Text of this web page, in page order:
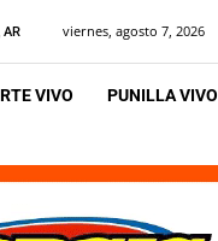
viernes, agosto 7, 2026
VIVO PUNILLA VIVO